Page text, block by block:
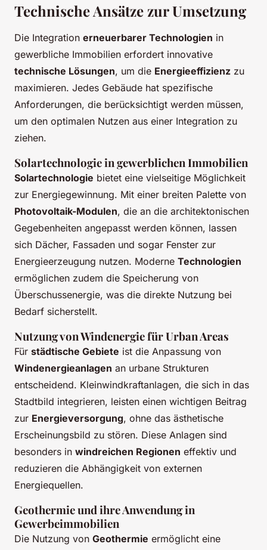
Technische Ansätze zur Umsetzung
Die Integration erneuerbarer Technologien in
gewerbliche Immobilien erfordert innovative
technische Lösungen, um die Energieeffizienz zu
maximieren. Jedes Gebäude hat spezifische
Anforderungen, die berücksichtigt werden müssen,
um den optimalen Nutzen aus einer Integration zu
ziehen.
Solartechnologie in gewerblichen Immobilien
Solartechnologie bietet eine vielseitige Möglichkeit
zur Energiegewinnung. Mit einer breiten Palette von
Photovoltaik-Modulen, die an die architektonischen
Gegebenheiten angepasst werden können, lassen
sich Dächer, Fassaden und sogar Fenster zur
Energieerzeugung nutzen. Moderne Technologien
ermöglichen zudem die Speicherung von
Überschussenergie, was die direkte Nutzung bei
Bedarf sicherstellt.
Nutzung von Windenergie für Urban Areas
Für städtische Gebiete ist die Anpassung von
Windenergieanlagen an urbane Strukturen
entscheidend. Kleinwindkraftanlagen, die sich in das
Stadtbild integrieren, leisten einen wichtigen Beitrag
zur Energieversorgung, ohne das ästhetische
Erscheinungsbild zu stören. Diese Anlagen sind
besonders in windreichen Regionen effektiv und
reduzieren die Abhängigkeit von externen
Energiequellen.
Geothermie und ihre Anwendung in
Gewerbeimmobilien
Die Nutzung von Geothermie ermöglicht eine